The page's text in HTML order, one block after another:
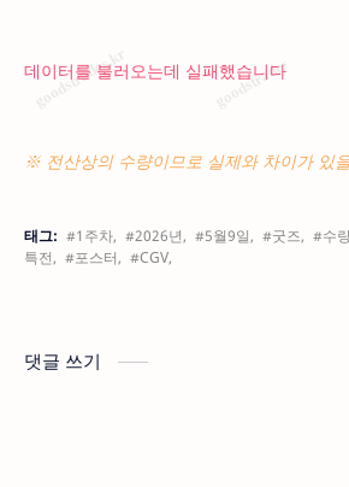
데이터를 불러오는데 실패했습니다
※ 전산상의 수량이므로 실제와 차이가 있
태그: #1주차, #2026년, #5월9일, #굿즈, #수
특전, #포스터, #CGV,
댓글 쓰기